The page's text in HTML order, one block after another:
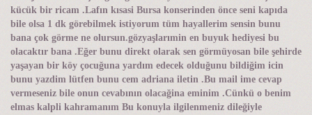
kücük bir ricam .Lafın kısasi Bursa konserinden önce seni kapıda
bile olsa 1 dk görebilmek istiyorum tüm hayallerim sensin bunu
bana çok görme ne olursun.gözyaşlarımin en buyuk hediyesi bu
olacaktır bana .Eğer bunu direkt olarak sen görmüyosan bile şehirde
yaşayan bir köy çocuğuna yardım edecek olduğunu bildiğim icin
bunu yazdim lütfen bunu cem adriana iletin .Bu mail ime cevap
vermeseniz bile onun cevabının olacağina eminim .Cünkü o benim
elmas kalpli kahramanım Bu konuyla ilgilenmeniz dileğiyle